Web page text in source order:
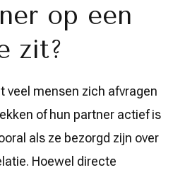
op een
zit?
veel mensen zich afvragen
of hun partner actief is
als ze bezorgd zijn over
Hoewel directe